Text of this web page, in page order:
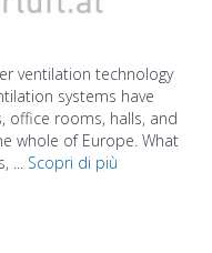
ventilation technology
systems have
rooms, halls, and
whole of Europe. What
... Scopri di più